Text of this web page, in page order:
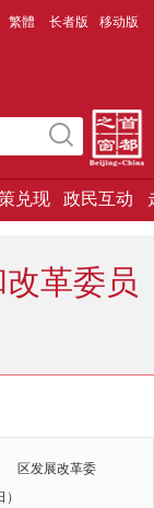
繁體 长者版 移动版
兑现 政民互动
革委员
区发展改革委